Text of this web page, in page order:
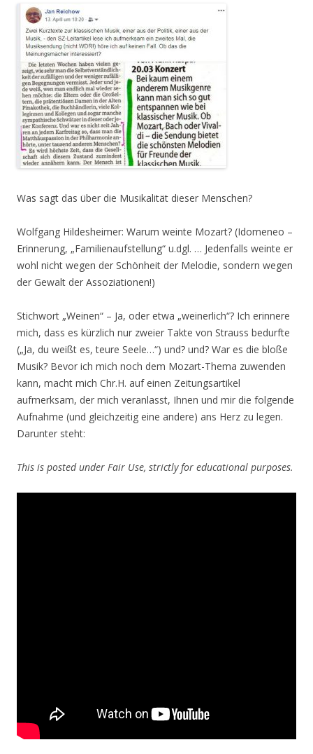
Was sagt das über die Musikalität dieser Menschen?
Wolfgang Hildesheimer: Warum weinte Mozart? (Idomeneo –
Erinnerung, „Familienaufstellung“ u.dgl. … Jedenfalls weinte er
wohl nicht wegen der Schönheit der Melodie, sondern wegen
der Gewalt der Assoziationen!)
Stichwort „Weinen“ – Ja, oder etwa „weinerlich“? Ich erinnere
mich, dass es kürzlich nur zweier Takte von Strauss bedurfte
(„Ja, du weißt es, teure Seele…“) und? und? War es die bloße
Musik? Bevor ich mich noch dem Mozart-Thema zuwenden
kann, macht mich Chr.H. auf einen Zeitungsartikel
aufmerksam, der mich veranlasst, Ihnen und mir die folgende
Aufnahme (und gleichzeitig eine andere) ans Herz zu legen.
Darunter steht:
This is posted under Fair Use, strictly for educational purposes.